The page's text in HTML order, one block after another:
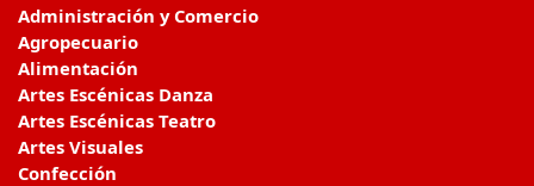
Administración y Comercio
Agropecuario
Alimentación
Artes Escénicas Danza
Artes Escénicas Teatro
Artes Visuales
Confección